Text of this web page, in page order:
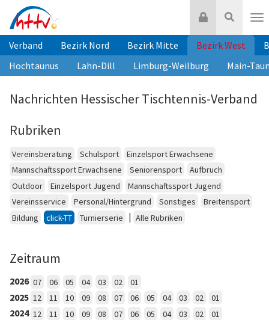
Inhalt
springen
Suche
Login
Verband Bezirk Nord Bezirk Mitte Bezirk West
Hochtaunus
Lahn-Dill Limburg-Weilburg Main-
Nachrichten Hessischer Tischtennis-Verband
Rubriken
Vereinsberatung Schulsport
Einzelsport Erwachsene
Mannschaftssport Erwachsene
Seniorensport
Aufbruch
Outdoor
Einzelsport Jugend
Mannschaftssport Jugend
Vereinsservice
Personal/Hintergrund Sonstiges
Breitensport
Bildung
click-TT Turnierserie | Alle Rubriken
Zeitraum
2026 07 06 05 04 03 02 01
2025 12 11 10 09 08 07 06 05 04 03 02 01
2024 12 11 10 09 08 07 06 05 04 03 02 01